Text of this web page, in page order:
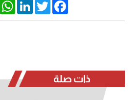
LinkedInTwitter
Facebook
ذات صلة